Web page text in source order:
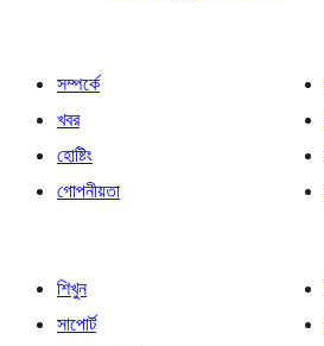
সম্পর্কে
খবর
হোষ্টিং
গোপনীয়তা
শিখুন
সাপোর্ট